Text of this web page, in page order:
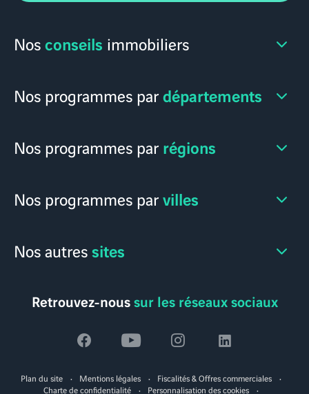
Nosconseils immobiliers
Nos programmes pardépartements
Nos programmes par régions
Nos programmes parvilles
Nos autressites
Retrouvez-noussur les réseaux sociaux
Voir
la
Voir
la
Voir
la
Voir
Plan du site Mentions légales
Fiscalités & Offres commerciales
Charte de confidentialité
Personnalisation des cookies